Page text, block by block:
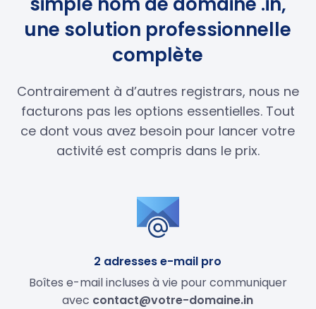
une solution professionnelle
complète
Contrairement à d’autres registrars, nous ne
facturons pas les options essentielles. Tout
ce dont vous avez besoin pour lancer votre
activité est compris dans le prix.
2 adresses e-mail pro
Boîtes e-mail incluses à vie pour communiquer
avec contact@votre-domaine.in